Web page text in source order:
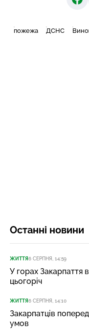
пожежа ДСНС
Останні новини
ЖИТТЯ6 СЕРПНЯ, 14:59
У горах Закарпаття
цьогоріч
ЖИТТЯ6 СЕРПНЯ, 14:10
Закарпатців
умов